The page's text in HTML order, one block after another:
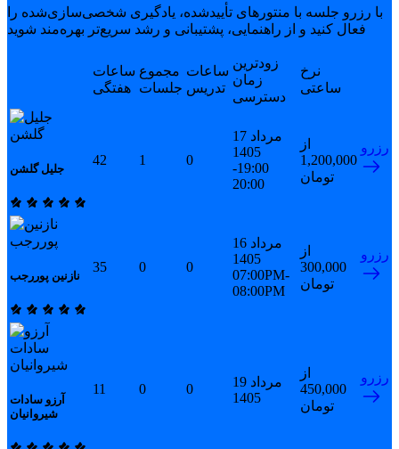
با رزرو جلسه با منتورهای تأییدشده، یادگیری شخصی‌سازی‌شده را
فعال کنید و از راهنمایی، پشتیبانی و رشد سریع‌تر بهره‌مند شوید
ساعات
هفتگی
مجموع
جلسات
ساعات
تدریس
زودترین
زمان
دسترسی
نرخ
ساعتی
جلیل گلشن
42 1 0
17 مرداد
1405
19:00-
20:00
از
1,200,000
تومان
رزرو
نازنین پوررجب
35 0 0
16 مرداد
1405
07:00PM-
08:00PM
از
300,000
تومان
رزرو
آرزو سادات
شیروانیان
11 0 0
19 مرداد
1405
از
450,000
تومان
رزرو